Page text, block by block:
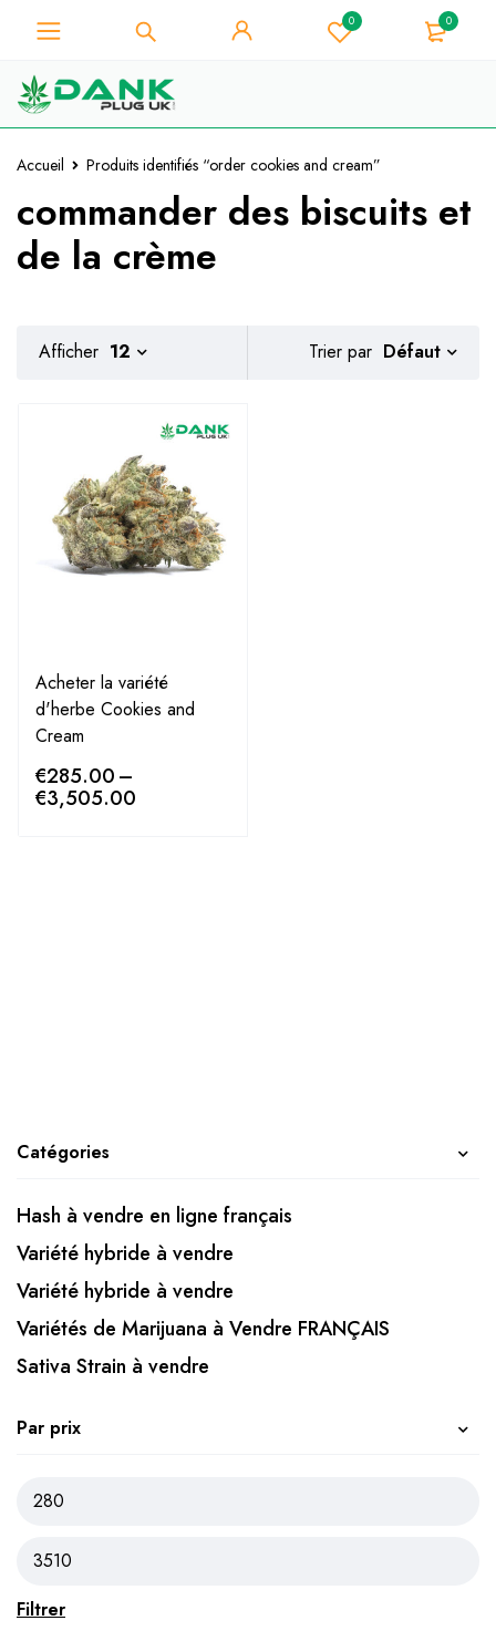
0 0
Accueil Produits identifiés “order cookies and cream”
commander des biscuits et
de la crème
Catégories
Hash à vendre en ligne français
Variété hybride à vendre
Variété hybride à vendre
Variétés de Marijuana à Vendre FRANÇAIS
Sativa Strain à vendre
Par prix
Filtrer
Trier par Défaut
Afficher 12
Acheter la variété
d'herbe Cookies and
Cream
€285.00–
€3,505.00
Pour les amateurs d'herbe -
Obtenez une remise instantanée de
10% sur chaque achat - Code de
coupon "WELCOME10".